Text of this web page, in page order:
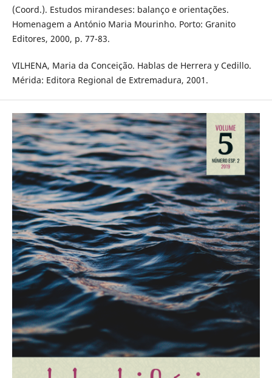
(Coord.). Estudos mirandeses: balanço e orientações.
Homenagem a António Maria Mourinho. Porto: Granito
Editores, 2000, p. 77-83.
VILHENA, Maria da Conceição. Hablas de Herrera y Cedillo.
Mérida: Editora Regional de Extremadura, 2001.